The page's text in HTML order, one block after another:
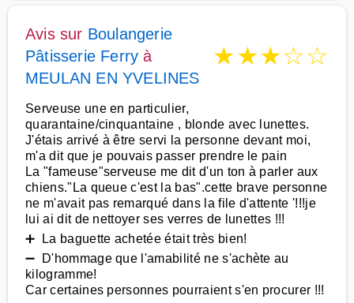
Avis sur Boulangerie
Pâtisserie Ferry à
MEULAN EN YVELINES
★★★☆☆
Serveuse une en particulier,
quarantaine/cinquantaine , blonde avec lunettes.
J'étais arrivé à être servi la personne devant moi,
m'a dit que je pouvais passer prendre le pain
La "fameuse"serveuse me dit d'un ton à parler aux
chiens."La queue c'est la bas".cette brave personne
ne m'avait pas remarqué dans la file d'attente '!!!je
lui ai dit de nettoyer ses verres de lunettes !!!
➕ La baguette achetée était très bien!
➖ D'hommage que l'amabilité ne s'achète au
kilogramme!
Car certaines personnes pourraient s'en procurer !!!